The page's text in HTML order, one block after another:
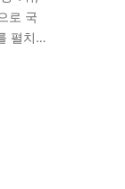
로 국
펼치